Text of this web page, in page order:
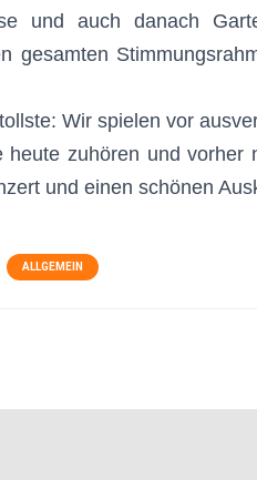
und auch danach
gesamten
Wir spielen vor
heute zuhören und vorher
und einen schönen
ALLGEMEIN